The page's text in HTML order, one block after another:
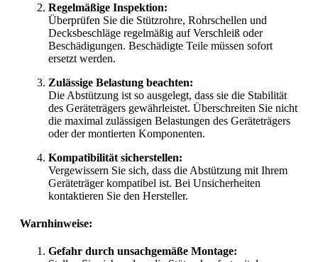
Regelmäßige Inspektion:
Überprüfen Sie die Stützrohre, Rohrschellen und
Decksbeschläge regelmäßig auf Verschleiß oder
Beschädigungen. Beschädigte Teile müssen sofort
ersetzt werden.
Zulässige Belastung beachten:
Die Abstützung ist so ausgelegt, dass sie die Stabilität
des Geräteträgers gewährleistet. Überschreiten Sie nicht
die maximal zulässigen Belastungen des Geräteträgers
oder der montierten Komponenten.
Kompatibilität sicherstellen:
Vergewissern Sie sich, dass die Abstützung mit Ihrem
Geräteträger kompatibel ist. Bei Unsicherheiten
kontaktieren Sie den Hersteller.
Warnhinweise:
Gefahr durch unsachgemäße Montage: